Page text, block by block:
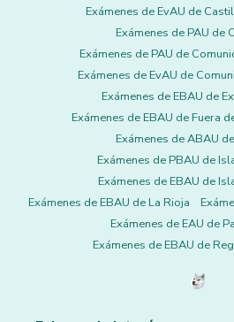
Exámenes de EvAU de
Exámenes de PAU de
Exámenes de PAU de
Exámenes de EvAU de
Exámenes de EBAU de
Exámenes de EBAU de Fuera
Exámenes de ABAU
Exámenes de PBAU de
Exámenes de EBAU de
Exámenes de EBAU de La Rioja
Exámenes de EAU de
Exámenes de EBAU de